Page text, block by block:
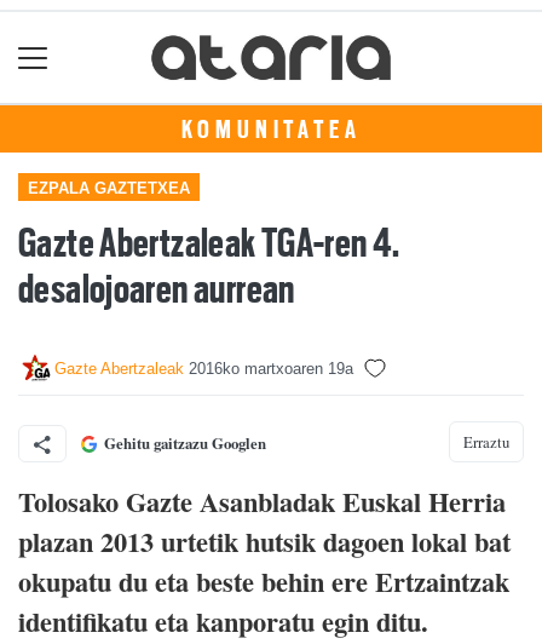
KOMUNITATEA
EZPALA GAZTETXEA
Gazte Abertzaleak TGA-ren 4.
desalojoaren aurrean
Gazte Abertzaleak 2016ko martxoaren 19a
Gehitu gaitzazu Googlen Erraztu
Tolosako Gazte Asanbladak Euskal Herria
plazan 2013 urtetik hutsik dagoen lokal bat
okupatu du eta beste behin ere Ertzaintzak
identifikatu eta kanporatu egin ditu.